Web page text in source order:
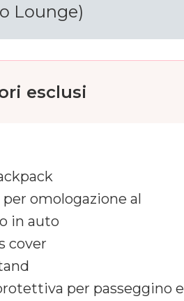
Lounge)
esclusi
omologazione al
in auto
cover
per passeggino e